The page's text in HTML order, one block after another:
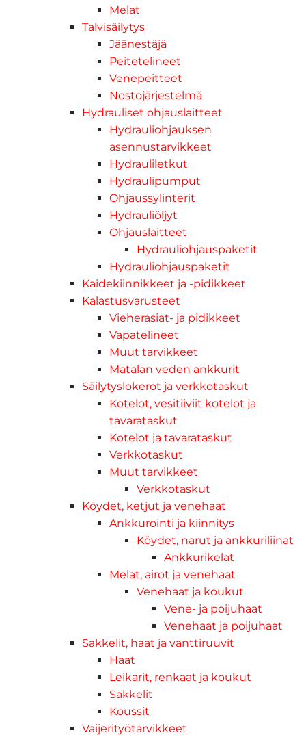
Melat
Talvisäilytys
Jäänestäjä
Peitetelineet
Venepeitteet
Nostojärjestelmä
Hydrauliset ohjauslaitteet
Hydrauliohjauksen
asennustarvikkeet
Hydrauliletkut
Hydraulipumput
Ohjaussylinterit
Hydrauliöljyt
Ohjauslaitteet
Hydrauliohjauspaketit
Hydrauliohjauspaketit
Kaidekiinnikkeet ja -pidikkeet
Kalastusvarusteet
Vieherasiat- ja pidikkeet
Vapatelineet
Muut tarvikkeet
Matalan veden ankkurit
Säilytyslokerot ja verkkotaskut
Kotelot, vesitiiviit kotelot ja
tavarataskut
Kotelot ja tavarataskut
Verkkotaskut
Muut tarvikkeet
Verkkotaskut
Köydet, ketjut ja venehaat
Ankkurointi ja kiinnitys
Köydet, narut ja ankkuriliinat
Ankkurikelat
Melat, airot ja venehaat
Venehaat ja koukut
Vene- ja poijuhaat
Venehaat ja poijuhaat
Sakkelit, haat ja vanttiruuvit
Haat
Leikarit, renkaat ja koukut
Sakkelit
Koussit
Vaijerityötarvikkeet